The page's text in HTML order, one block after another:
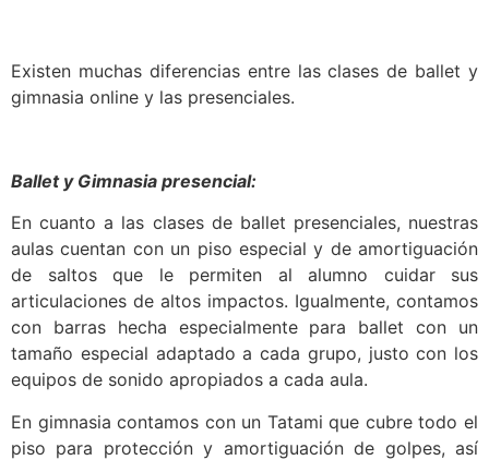
Existen muchas diferencias entre las clases de ballet y
gimnasia online y las presenciales.
Ballet y Gimnasia presencial:
En cuanto a las clases de ballet presenciales, nuestras
aulas cuentan con un piso especial y de amortiguación
de saltos que le permiten al alumno cuidar sus
articulaciones de altos impactos. Igualmente, contamos
con barras hecha especialmente para ballet con un
tamaño especial adaptado a cada grupo, justo con los
equipos de sonido apropiados a cada aula.
En gimnasia contamos con un Tatami que cubre todo el
piso para protección y amortiguación de golpes, así